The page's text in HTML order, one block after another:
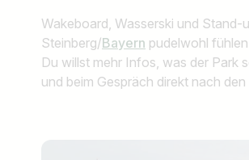
Wakeboard, Wasserski und Stand-
Steinberg/Bayern pudelwohl
Du willst mehr Infos, was der Park
und beim Gespräch direkt nach